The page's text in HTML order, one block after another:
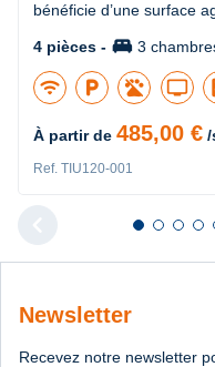
bénéficie d’une surface
4 pièces - king_bed 3
wifi local_parking tv
À partir de 485,00 € /
Ref. TIU120-001
Diapositive
Newsletter
Recevez notre newsletter